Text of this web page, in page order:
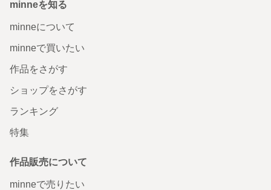
minneを知る
minneについて
minneで買いたい
作品をさがす
ショップをさがす
ランキング
特集
作品販売について
minneで売りたい